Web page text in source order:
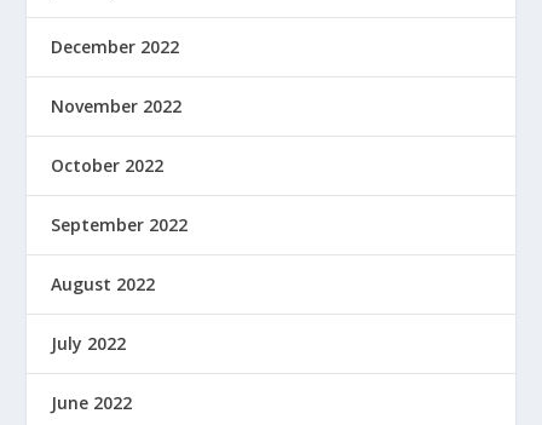
December 2022
November 2022
October 2022
September 2022
August 2022
July 2022
June 2022